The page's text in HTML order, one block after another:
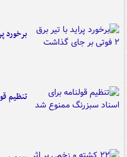
برخورد پراید
تنظیم